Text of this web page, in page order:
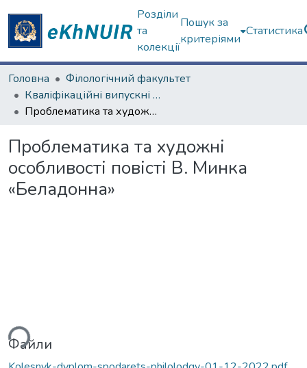
Розділи
та
колекції
Пошук за
критеріями
Статистика
Головна
Філологічний факультет
Кваліфікаційні випускні роботи магістрів. Філологічний факультет
Проблематика та художні особливості повісті В. Минка «Беладонна»
Проблематика та художні
особливості повісті В. Минка
«Беладонна»
Файли